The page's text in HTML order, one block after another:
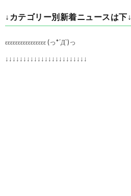
↓カテゴリー別新着ニュースは下↓
εεεεεεεεεεεεεεεε (っ*´Д`)っ
↓↓↓↓↓↓↓↓↓↓↓↓↓↓↓↓↓↓↓↓↓↓↓